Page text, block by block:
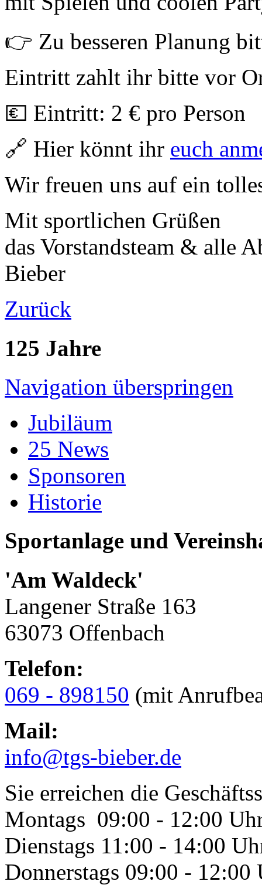
👉 Zu besseren Planung
Eintritt zahlt ihr bitte vor
💶 Eintritt: 2 € pro Person
🔗 Hier könnt ihr euch
Wir freuen uns auf ein
Mit sportlichen Grüßen
das Vorstandsteam & alle
Bieber
Zurück
125 Jahre
Navigation überspringen
Jubiläum
25 News
Sponsoren
Historie
Sportanlage und
'Am Waldeck'
Langener Straße 163
63073 Offenbach
Telefon:
069 - 898150 (mit
Mail:
info@tgs-bieber.de
Sie erreichen die
Montags 09:00 - 12:00
Dienstags 11:00 - 14:00
Donnerstags 09:00 - 12:00